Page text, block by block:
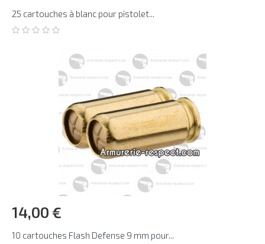
25 cartouches à blanc pour pistolet...
14,00 €
10 cartouches Flash Defense 9 mm pour...